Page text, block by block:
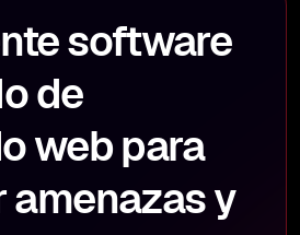
software
de
web para
y